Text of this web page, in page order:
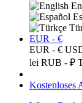
EUR - €
EUR - €
lei RUB - ₽
Kostenloses